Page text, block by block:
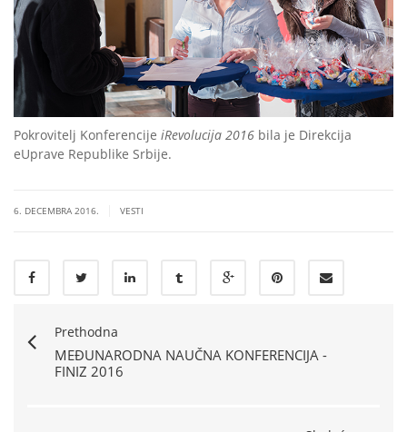
Pokrovitelj Konferencije iRevolucija 2016 bila je Direkcija
eUprave Republike Srbije.
6. DECEMBRA 2016. VESTI
Prethodna
MEĐUNARODNA NAUČNA KONFERENCIJA -
FINIZ 2016